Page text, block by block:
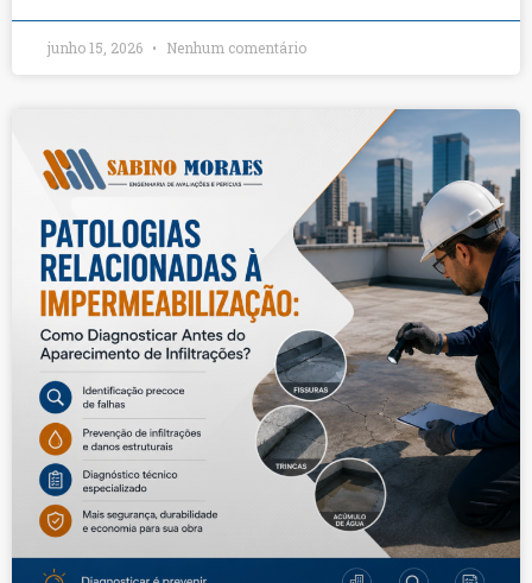
junho 15, 2026 Nenhum comentário